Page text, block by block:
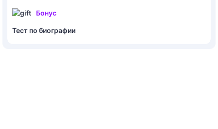
Бонус
Тест по биографии